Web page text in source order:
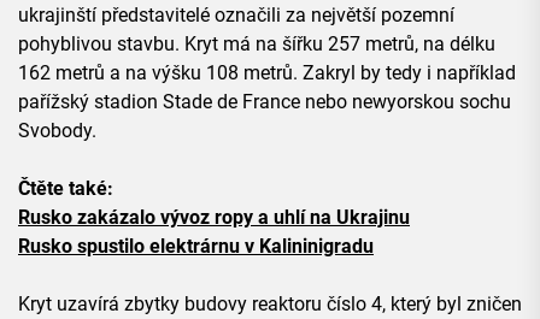
ukrajinští představitelé označili za největší pozemní
pohyblivou stavbu. Kryt má na šířku 257 metrů, na délku
162 metrů a na výšku 108 metrů. Zakryl by tedy i například
pařížský stadion Stade de France nebo newyorskou sochu
Svobody.
Čtěte také:
Rusko zakázalo vývoz ropy a uhlí na Ukrajinu
Rusko spustilo elektrárnu v Kalininigradu
Kryt uzavírá zbytky budovy reaktoru číslo 4, který byl zničen